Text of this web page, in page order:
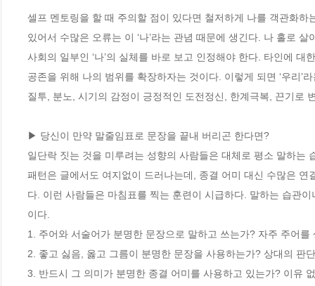
셀프 멘토링을 할 때 주의할 점이 있다면 철저하게 나를 객관화하
있어서 수많은 오류는 이 ‘나’라는 관념 때문에 생긴다. 나 홀로
사회의 일부인 ‘나’의 실체를 바로 보고 인정해야 한다. 타인에
공존을 위해 나의 범위를 확장하자는 것이다. 이렇게 되면 ‘우리
질투, 분노, 시기의 감정이 긍정적인 도전정신, 한계극복, 끈기로
▶ 당신이 만약 말줄임표로 문장을 끝내 버리곤 한다면?
일단락 짓는 것을 미루려는 성향의 사람들은 대체로 평소 말하는
패턴은 글에서도 여지없이 드러나는데, 종결 어미 대신 수많은
다. 이런 사람들은 마침표를 찍는 훈련이 시급하다. 말하는 습관
이다.
1. 주어와 서술어가 분명한 문장으로 말하고 쓰는가? 자주 주어
2. 좋고 싫음, 옳고 그름이 분명한 문장을 사용하는가? 상대의
3. 반드시 그 의미가 분명한 종결 어미를 사용하고 있는가? 이유